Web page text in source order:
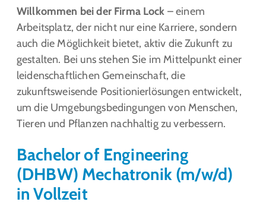
Willkommen bei der Firma Lock – einem
Arbeitsplatz, der nicht nur eine Karriere, sondern
auch die Möglichkeit bietet, aktiv die Zukunft zu
gestalten. Bei uns stehen Sie im Mittelpunkt einer
leidenschaftlichen Gemeinschaft, die
zukunftsweisende Positionierlösungen entwickelt,
um die Umgebungsbedingungen von Menschen,
Tieren und Pflanzen nachhaltig zu verbessern.
Bachelor of Engineering
(DHBW) Mechatronik (m/w/d)
in Vollzeit